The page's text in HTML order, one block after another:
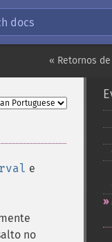
docs
« Retornos
e
no